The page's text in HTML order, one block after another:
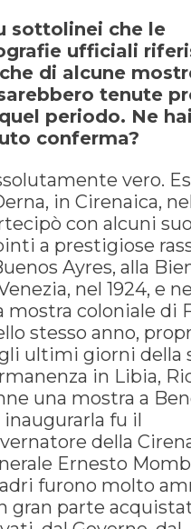
sottolinei che le
ufficiali
di alcune
tenute
periodo. Ne hai
conferma?
vero.
in Cirenaica,
con alcuni
a prestigiose
Ayres, alla
nel 1924, e
mostra coloniale di
stesso anno,
ultimi giorni della
in Libia,
una mostra a
inaugurarla fu il
della
Ernesto
furono molto
gran parte